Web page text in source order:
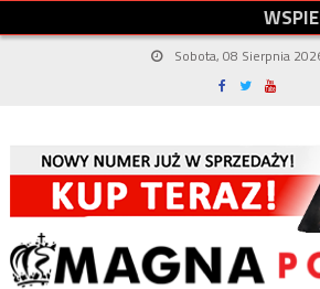
WSPIE
Sobota, 08 Sierpnia